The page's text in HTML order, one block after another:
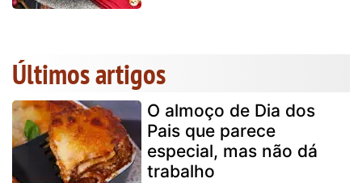
Últimos artigos
O almoço de Dia dos
Pais que parece
especial, mas não dá
trabalho